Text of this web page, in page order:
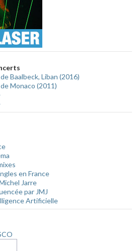
Baalbeck, Liban (2016)
Monaco (2011)
en France
Jarre
par JMJ
Artificielle